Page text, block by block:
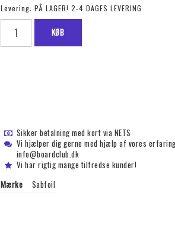
Levering: PÅ LAGER! 2-4 DAGES LEVERING
KØB
Sikker betalning med kort via NETS
Vi hjælper dig gerne med hjælp af vores
info@boardclub.dk
Vi har rigtig mange tilfredse kunder!
Mærke
Sabfoil